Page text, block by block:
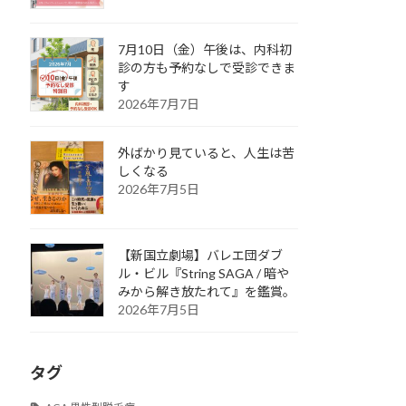
7月10日（金）午後は、内科初
診の方も予約なしで受診できま
す
2026年7月7日
外ばかり見ていると、人生は苦
しくなる
2026年7月5日
【新国立劇場】バレエ団ダブ
ル・ビル『String SAGA / 暗や
みから解き放たれて』を鑑賞。
2026年7月5日
タグ